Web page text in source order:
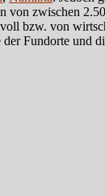
von zwischen
bzw. von
Fundorte und